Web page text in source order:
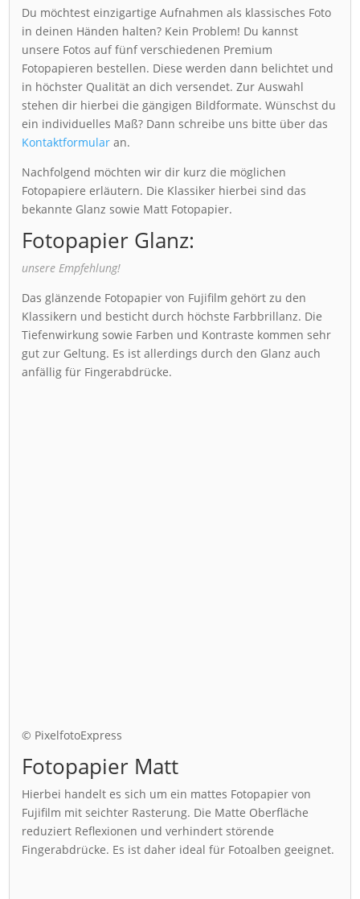
Du möchtest einzigartige Aufnahmen als klassisches Foto
in deinen Händen halten? Kein Problem! Du kannst
unsere Fotos auf fünf verschiedenen Premium
Fotopapieren bestellen. Diese werden dann belichtet und
in höchster Qualität an dich versendet. Zur Auswahl
stehen dir hierbei die gängigen Bildformate. Wünschst du
ein individuelles Maß? Dann schreibe uns bitte über das
Kontaktformular an.
Nachfolgend möchten wir dir kurz die möglichen
Fotopapiere erläutern. Die Klassiker hierbei sind das
bekannte Glanz sowie Matt Fotopapier.
Fotopapier Glanz:
unsere Empfehlung!
Das glänzende Fotopapier von Fujifilm gehört zu den
Klassikern und besticht durch höchste Farbbrillanz. Die
Tiefenwirkung sowie Farben und Kontraste kommen sehr
gut zur Geltung. Es ist allerdings durch den Glanz auch
anfällig für Fingerabdrücke.
© PixelfotoExpress
Fotopapier Matt
Hierbei handelt es sich um ein mattes Fotopapier von
Fujifilm mit seichter Rasterung. Die Matte Oberfläche
reduziert Reflexionen und verhindert störende
Fingerabdrücke. Es ist daher ideal für Fotoalben geeignet.